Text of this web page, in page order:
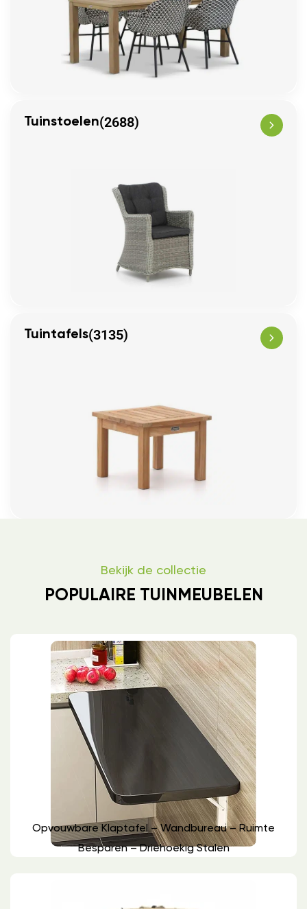
Tuinstoelen(2688)
Tuintafels(3135)
Bekijk de collectie
POPULAIRE TUINMEUBELEN
Opvouwbare Klaptafel – Wandbureau – Ruimte
Besparen – Driehoekig Stalen